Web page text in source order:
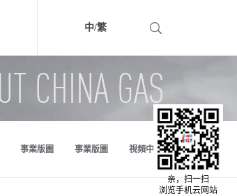
中/繁
事業版圖 事業版圖 視頻中心
亲，扫一扫
浏览手机云网站